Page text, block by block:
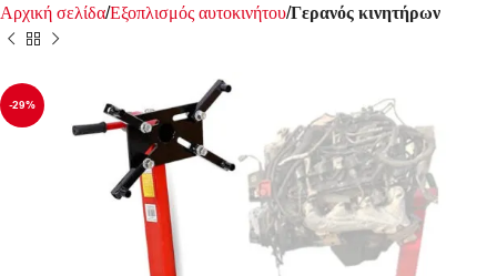
Αρχική σελίδαΕξοπλισμός αυτοκινήτουΓερανός κινητήρων
-29%